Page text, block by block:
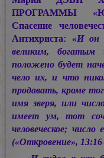
ПРОГРАММЫ
Спасение
Антихриста: «И он
великим,
положено будет
чело их, и что
продавать, кроме
имя зверя, или
имеет ум, тот
человеческое;
(«Откровение»,